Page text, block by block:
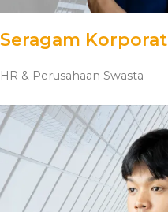
Seragam Korporat
HR & Perusahaan Swasta